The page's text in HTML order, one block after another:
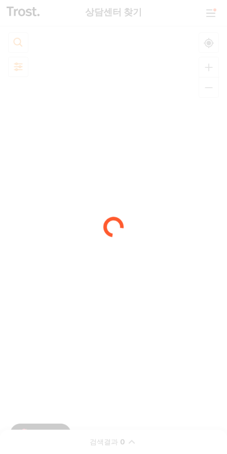
상담센터 찾기
검색결과 0